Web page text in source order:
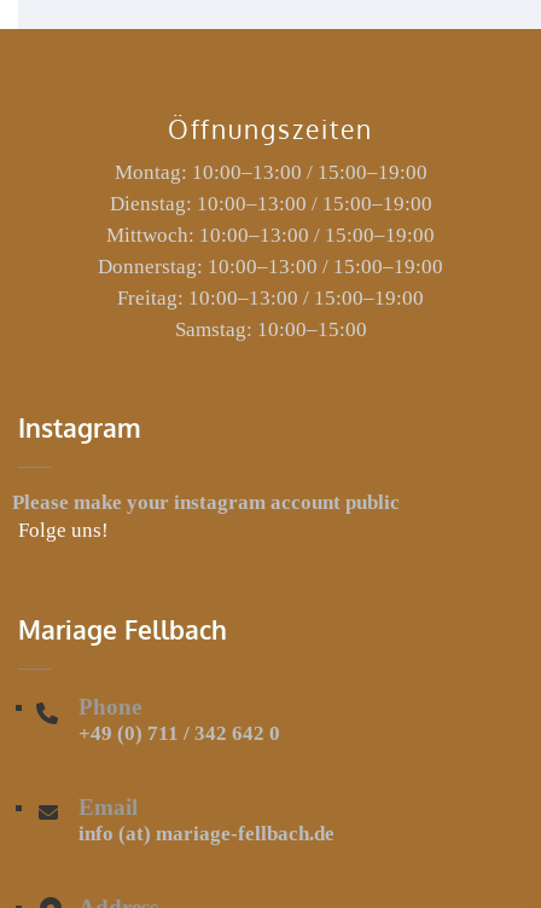
Öffnungszeiten
Montag: 10:00–13:00 / 15:00–19:00
Dienstag: 10:00–13:00 / 15:00–19:00
Mittwoch: 10:00–13:00 / 15:00–19:00
Donnerstag: 10:00–13:00 / 15:00–19:00
Freitag: 10:00–13:00 / 15:00–19:00
Samstag: 10:00–15:00
Instagram
Please make your instagram account public
Folge uns!
Mariage Fellbach
Phone
+49 (0) 711 / 342 642 0
Email
info (at) mariage-fellbach.de